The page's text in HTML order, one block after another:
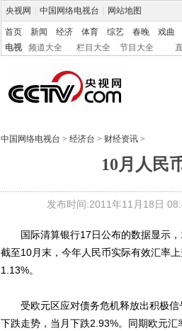
央视网 中国网络电视台 网站地图
首页 新闻 经济 体育 综艺 春晚 戏曲
电视
频道大全 栏目大全 节目大全
中国网络电视台 > 经济台 > 财经资讯 >
10月人民
发布时间:2011年11月18日
国际清算银行17日公布的数据显示，
截至10月末，今年人民币实际有效汇率
1.13%。
受欧元区应对债务危机释放出积极信
下跌走势，当月下跌2.93%。同期欧元